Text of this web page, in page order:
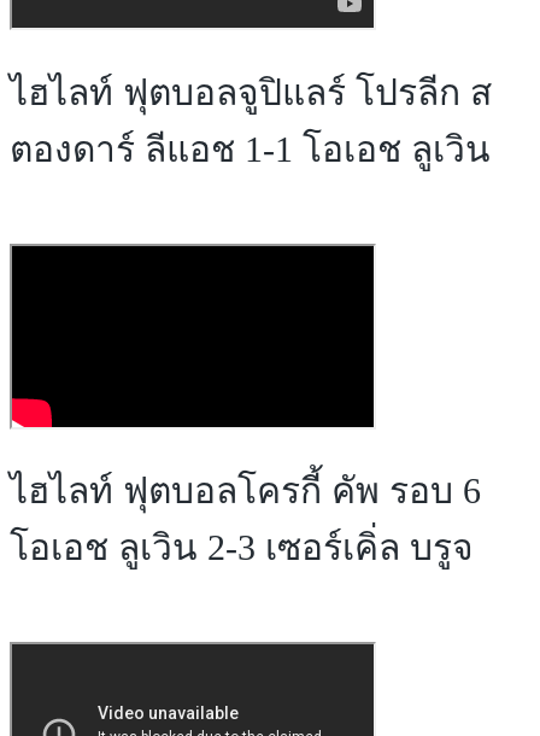
ไฮไลท์ ฟุตบอลจูปิแลร์ โปรลีก ส
ตองดาร์ ลีแอช 1-1 โอเอช ลูเวิน
ไฮไลท์ ฟุตบอลโครกี้ คัพ รอบ 6
โอเอช ลูเวิน 2-3 เซอร์เคิ่ล บรูจ